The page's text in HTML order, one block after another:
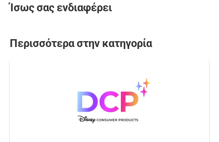
Ίσως σας ενδιαφέρει
Περισσότερα στην κατηγορία